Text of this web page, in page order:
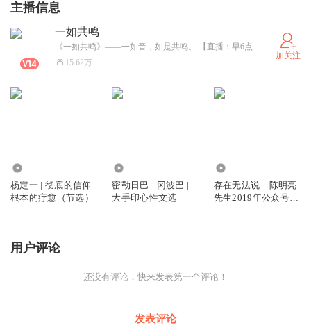
土高坡，“啪”，一半蒸发，一半被土吸走，雨就这么死的，
就义。
转瞬垮塌，变成浪的雕堡、浪的山峰。
走，四海为家。
雨在云里遨游时，往下看海如万顷碧玉，它不知那是海，但
不是树也不是土。
撒黄豆一样撒进海里。海的脸溅出一层麻子，被风抚平。
主播信息
一如共鸣
《一如共鸣》——一如音，如是共鸣。 【直播：早6点—7.30分】
15.62万
加关注
杨定一 | 彻底的信仰
根本的疗愈（节选）
密勒日巴 · 冈波巴 |
大手印心性文选
存在无法说｜陈明亮
先生2019年公众号文
用户评论
还没有评论，快来发表第一个评论！
发表评论